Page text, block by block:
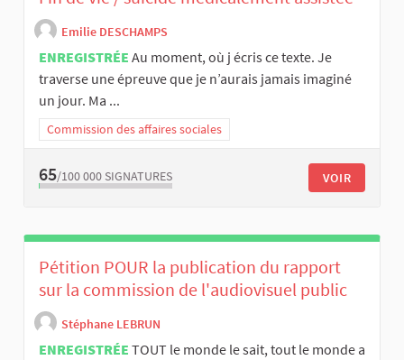
Emilie DESCHAMPS
ENREGISTRÉE Au moment, où j écris ce texte. Je
traverse une épreuve que je n’aurais jamais imaginé
un jour. Ma ...
Commission des affaires sociales
65/100 000 SIGNATURES VOIR
Pétition POUR la publication du rapport
sur la commission de l'audiovisuel public
Stéphane LEBRUN
ENREGISTRÉE TOUT le monde le sait, tout le monde a